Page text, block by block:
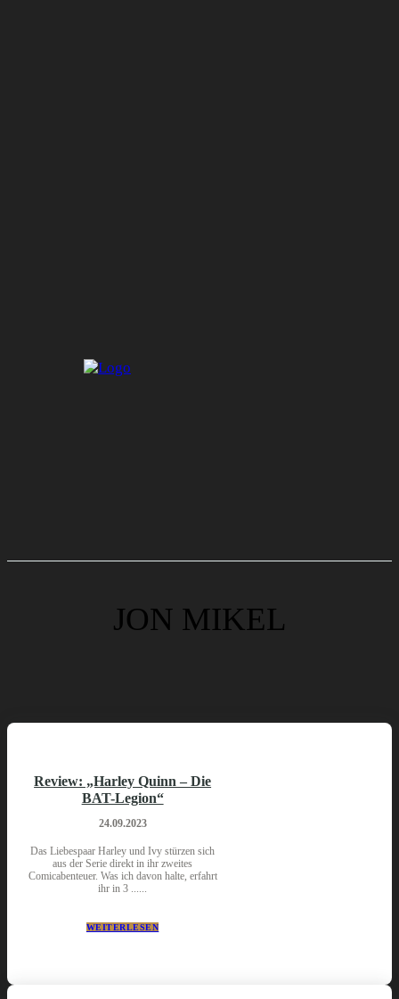
JON MIKEL
Review: „Harley Quinn – Die
BAT-Legion“
24.09.2023
Das Liebespaar Harley und Ivy stürzen sich
aus der Serie direkt in ihr zweites
Comicabenteuer. Was ich davon halte, erfahrt
ihr in 3 ......
WEITERLESEN